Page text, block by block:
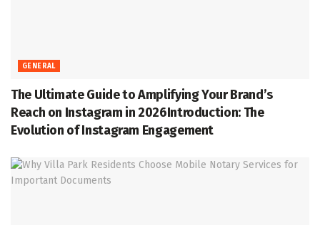
GENERAL
The Ultimate Guide to Amplifying Your Brand’s
Reach on Instagram in 2026Introduction: The
Evolution of Instagram Engagement